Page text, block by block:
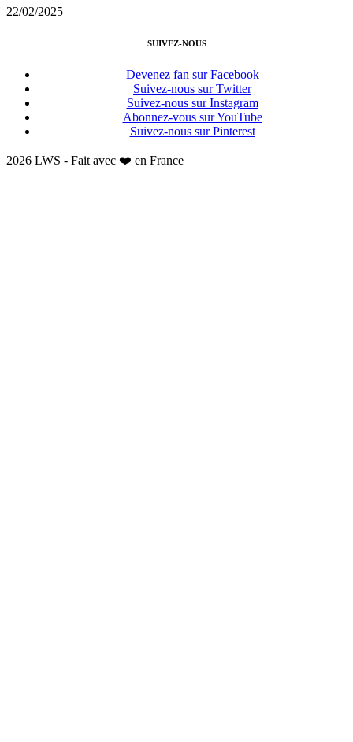
22/02/2025
SUIVEZ-NOUS
Devenez fan sur Facebook
Suivez-nous sur Twitter
Suivez-nous sur Instagram
Abonnez-vous sur YouTube
Suivez-nous sur Pinterest
2026 LWS - Fait avec ❤️ en France